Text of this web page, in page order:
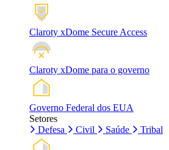
Claroty xDome Secure Access
Claroty xDome para o governo
Governo Federal dos EUA
Setores
Defesa
Civil Saúde Tribal